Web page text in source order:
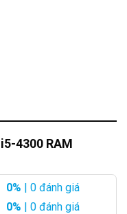
4300 RAM
0% | 0 đánh giá
0% | 0 đánh giá